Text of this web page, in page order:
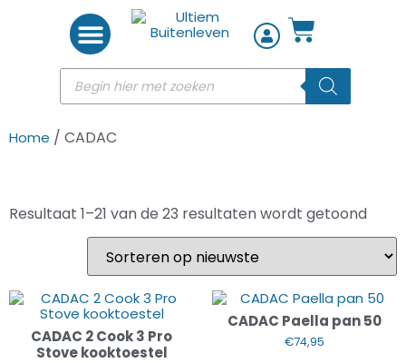
Home / CADAC
Resultaat 1–21 van de 23 resultaten wordt getoond
CADAC 2 Cook 3 Pro
Stove kooktoestel
CADAC Paella pan 50
€74,95